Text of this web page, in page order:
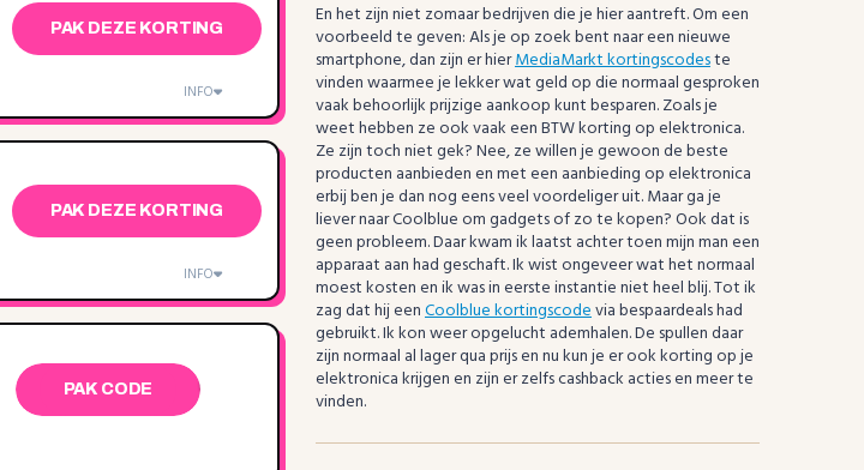
PAK DEZE KORTING
INFO
PAK DEZE KORTING
INFO
PAK CODE
En het zijn niet zomaar bedrijven die je hier aantreft. Om een
voorbeeld te geven: Als je op zoek bent naar een nieuwe
smartphone, dan zijn er hierMediaMarkt kortingscodeste
vinden waarmee je lekker wat geld op die normaal gesproken
vaak behoorlijk prijzige aankoop kunt besparen. Zoals je
weet hebben ze ook vaak een BTW korting op elektronica.
Ze zijn toch niet gek? Nee, ze willen je gewoon de beste
producten aanbieden en met een aanbieding op elektronica
erbij ben je dan nog eens veel voordeliger uit. Maar ga je
liever naar Coolblue om gadgets of zo te kopen? Ook dat is
geen probleem. Daar kwam ik laatst achter toen mijn man een
apparaat aan had geschaft. Ik wist ongeveer wat het normaal
moest kosten en ik was in eerste instantie niet heel blij. Tot ik
zag dat hij eenCoolblue kortingscodevia bespaardeals had
gebruikt. Ik kon weer opgelucht ademhalen. De spullen daar
zijn normaal al lager qua prijs en nu kun je er ook korting op je
elektronica krijgen en zijn er zelfs cashback acties en meer te
vinden.